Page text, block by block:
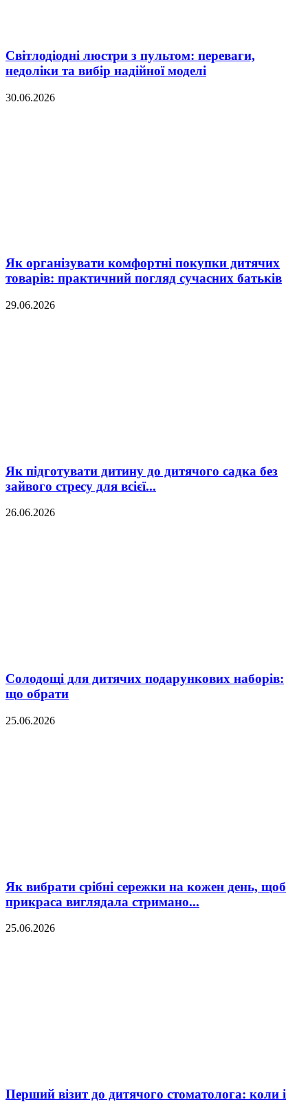
Світлодіодні люстри з пультом: переваги,
недоліки та вибір надійної моделі
30.06.2026
Як організувати комфортні покупки дитячих
товарів: практичний погляд сучасних батьків
29.06.2026
Як підготувати дитину до дитячого садка без
зайвого стресу для всієї...
26.06.2026
Солодощі для дитячих подарункових наборів:
що обрати
25.06.2026
Як вибрати срібні сережки на кожен день, щоб
прикраса виглядала стримано...
25.06.2026
Перший візит до дитячого стоматолога: коли і